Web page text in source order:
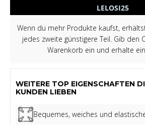
LELOSI25
Wenn du mehr Produkte kaufst,
jedes zweite günstigere Teil. Gib den
Warenkorb ein und erhalte
WEITERE TOP EIGENSCHAFTEN
KUNDEN LIEBEN
Bequemes, weiches und